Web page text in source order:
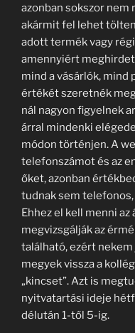
azonban sokszor nem
akármit fel lehet
adott termék vagy
amennyiért
mind a vásárlók, mind
értékét szeretnék
nál nagyon figyelnek
árral mindenki
módon történjen. A
telefonszámot és az
őket, azonban
tudnak sem
Ehhez el kell menni
megvizsgálják az
található, ezért
megyek vissza a
„kincset”. Azt is
nyitvatartási ideje
délután 1-től 5-ig.